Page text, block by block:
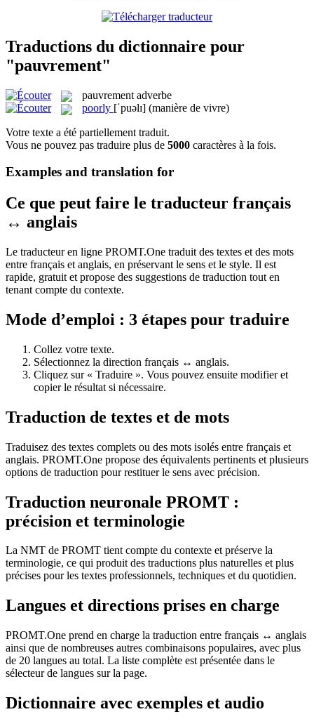
Traductions du dictionnaire pour
"pauvrement"
pauvrement adverbe
poorly [ˈpuəlɪ] (manière de vivre)
Votre texte a été partiellement traduit.
Vous ne pouvez pas traduire plus de 5000 caractères à la fois.
Examples and translation for
Ce que peut faire le traducteur français
↔ anglais
Le traducteur en ligne PROMT.One traduit des textes et des mots
entre français et anglais, en préservant le sens et le style. Il est
rapide, gratuit et propose des suggestions de traduction tout en
tenant compte du contexte.
Mode d’emploi : 3 étapes pour traduire
Collez votre texte.
Sélectionnez la direction français ↔ anglais.
Cliquez sur « Traduire ». Vous pouvez ensuite modifier et
copier le résultat si nécessaire.
Traduction de textes et de mots
Traduisez des textes complets ou des mots isolés entre français et
anglais. PROMT.One propose des équivalents pertinents et plusieurs
options de traduction pour restituer le sens avec précision.
Traduction neuronale PROMT :
précision et terminologie
La NMT de PROMT tient compte du contexte et préserve la
terminologie, ce qui produit des traductions plus naturelles et plus
précises pour les textes professionnels, techniques et du quotidien.
Langues et directions prises en charge
PROMT.One prend en charge la traduction entre français ↔ anglais
ainsi que de nombreuses autres combinaisons populaires, avec plus
de 20 langues au total. La liste complète est présentée dans le
sélecteur de langues sur la page.
Dictionnaire avec exemples et audio